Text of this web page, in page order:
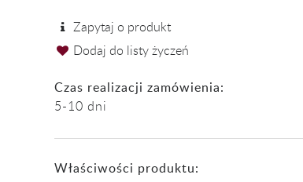
Zapytaj o produkt
Dodaj do listy życzeń
Czas realizacji zamówienia:
5-10 dni
Właściwości produktu: